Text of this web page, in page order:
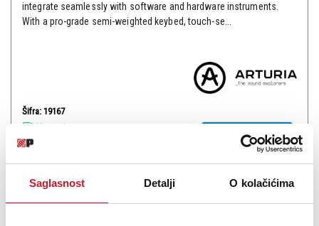
Saglasnost Detalji O kolačićima
integrate seamlessly with software and hardware instruments.
With a pro-grade semi-weighted keybed, touch-se...
Šifra: 19167
Na stanju
DODAJ U KORPU